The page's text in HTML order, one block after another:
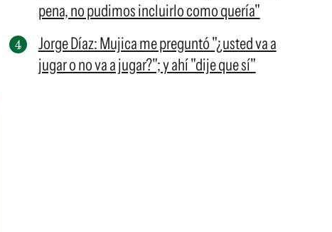
pena, no pudimos incluirlo como quería"
Jorge Díaz: Mujica me preguntó "¿usted va a
jugar o no va a jugar?"; y ahí "dije que sí"